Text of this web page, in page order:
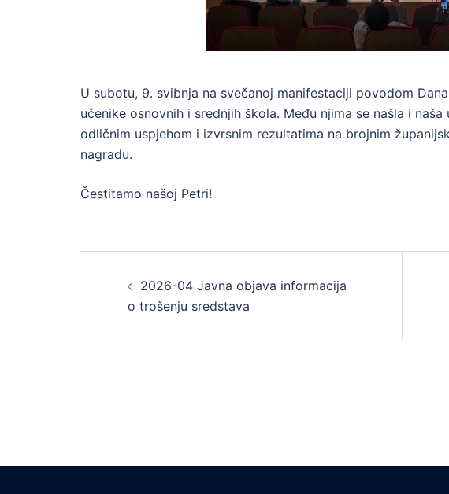
U subotu, 9. svibnja na svečanoj manifestaciji povodom
učenike osnovnih i srednjih škola. Među njima se našla i
odličnim uspjehom i izvrsnim rezultatima na brojnim
nagradu.
Čestitamo našoj Petri!
navigation
2026-04 Javna objava informacija
o trošenju sredstava